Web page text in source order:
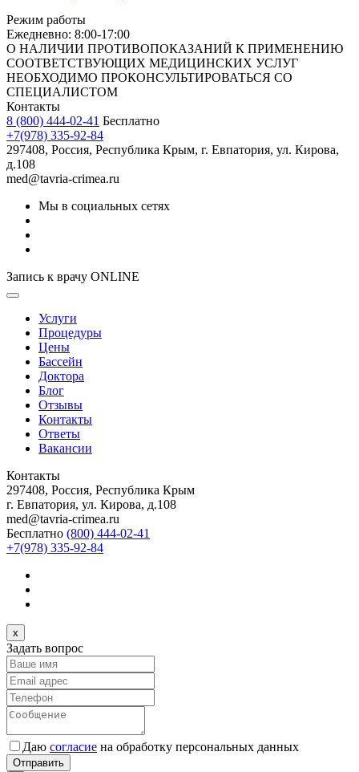
Режим работы
Ежедневно: 8:00-17:00
О НАЛИЧИИ ПРОТИВОПОКАЗАНИЙ К ПРИМЕНЕНИЮ
СООТВЕТСТВУЮЩИХ МЕДИЦИНСКИХ УСЛУГ
НЕОБХОДИМО ПРОКОНСУЛЬТИРОВАТЬСЯ СО
СПЕЦИАЛИСТОМ
Контакты
8 (800) 444-02-41 Бесплатно
+7(978) 335-92-84
297408, Россия, Республика Крым, г. Евпатория, ул. Кирова,
д.108
med@tavria-crimea.ru
Мы в социальных сетях
Запись к врачу ONLINE
Услуги
Процедуры
Цены
Бассейн
Доктора
Блог
Отзывы
Контакты
Ответы
Вакансии
Контакты
297408, Россия, Республика Крым
г. Евпатория, ул. Кирова, д.108
med@tavria-crimea.ru
Бесплатно (800) 444-02-41
+7(978) 335-92-84
x
Задать вопрос
Даю согласие на обработку персональных данных
Отправить